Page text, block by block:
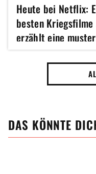
Heute bei Netflix:
besten
erzählt eine
damals alle
DAS KÖNNTE